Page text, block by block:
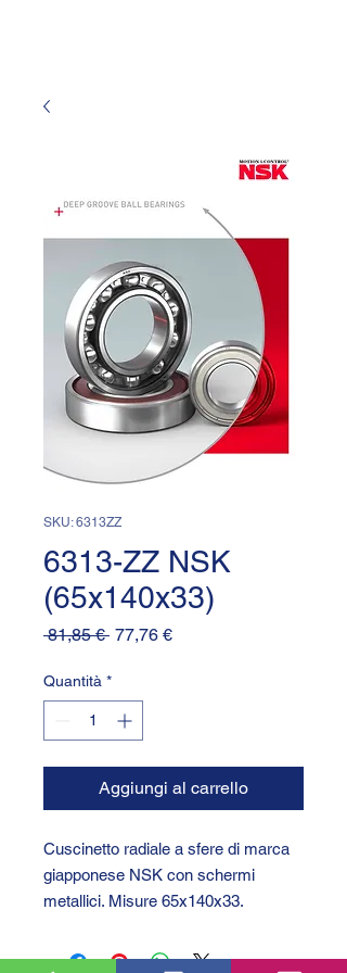
SKU: 6313ZZ
6313-ZZ NSK
(65x140x33)
81,85 € Prezzo
77,76 €Prezzo
Quantità *
Aggiungi al carrello
Cuscinetto radiale a sfere di marca
giapponese NSK con schermi
metallici. Misure 65x140x33.